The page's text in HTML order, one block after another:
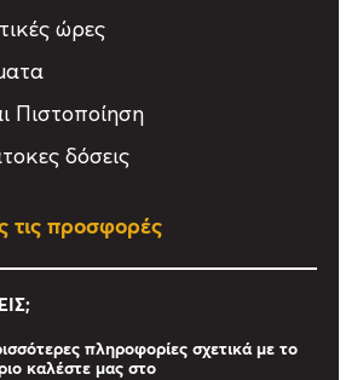
ώρες
Πιστοποίηση
δόσεις
τις προσφορές
πληροφορίες σχετικά με το
καλέστε μας στο